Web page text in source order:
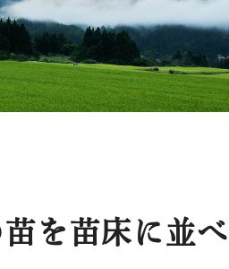
を苗床に並べ